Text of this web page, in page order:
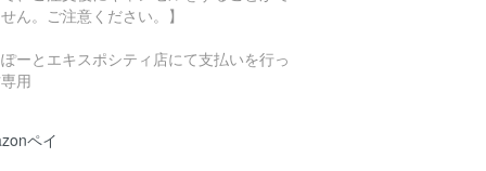
ん。ご注意ください。】
ーとエキスポシティ店にて支払いを行っ
用
ペイ